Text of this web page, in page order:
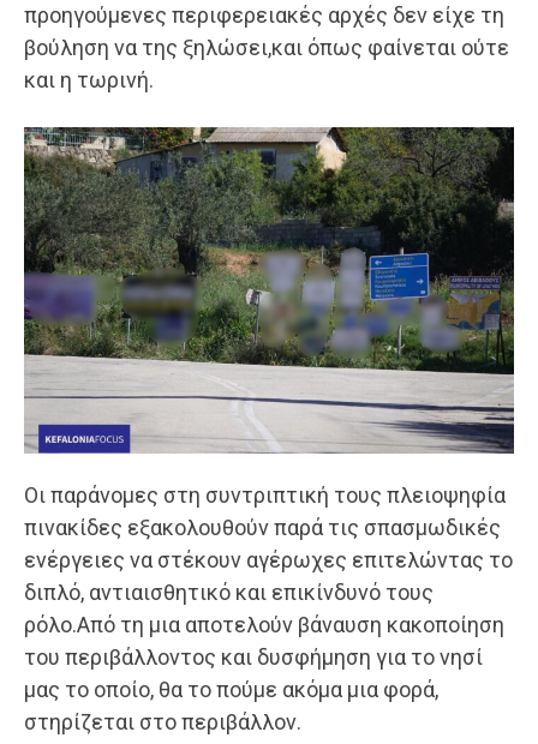
προηγούμενες περιφερειακές αρχές δεν είχε τη
βούληση να της ξηλώσει,και όπως φαίνεται ούτε
και η τωρινή.
Οι παράνομες στη συντριπτική τους πλειοψηφία
πινακίδες εξακολουθούν παρά τις σπασμωδικές
ενέργειες να στέκουν αγέρωχες επιτελώντας το
διπλό, αντιαισθητικό και επικίνδυνό τους
ρόλο.Από τη μια αποτελούν βάναυση κακοποίηση
του περιβάλλοντος και δυσφήμηση για το νησί
μας το οποίο, θα το πούμε ακόμα μια φορά,
στηρίζεται στο περιβάλλον.